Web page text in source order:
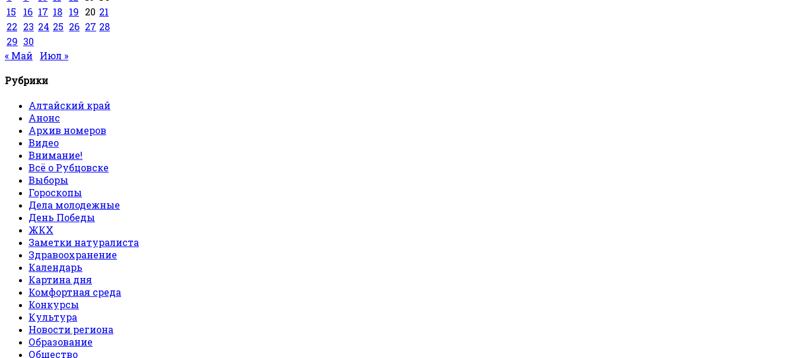
15
16 17 18 19 20 21
22 23 24 25 26 27 28
29 30
« Май
Июл »
Рубрики
Алтайский край
Анонс
Архив номеров
Видео
Внимание!
Всё о Рубцовске
Выборы
Гороскопы
Дела молодежные
День Победы
ЖКХ
Заметки натуралиста
Здравоохранение
Календарь
Картина дня
Комфортная среда
Конкурсы
Культура
Новости региона
Образование
Общество